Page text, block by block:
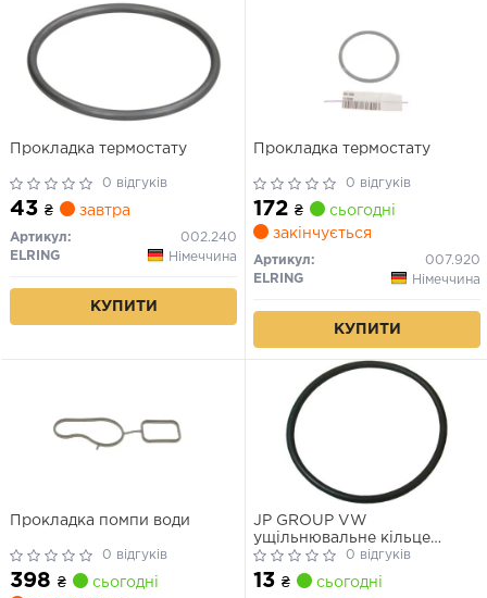
Прокладка термостату
0 відгуків
43 ₴ завтра
Артикул:
002.240
ELRING
Німеччина
КУПИТИ
Прокладка термостату
0 відгуків
172 ₴
сьогодні
закінчується
Артикул:
007.920
ELRING
Німеччина
КУПИТИ
Прокладка помпи води
0 відгуків
398 ₴
сьогодні
JP GROUP VW
ущільнювальне кільце
термостата 60X3.5мм VW
0 відгуків
13 ₴ сьогодні